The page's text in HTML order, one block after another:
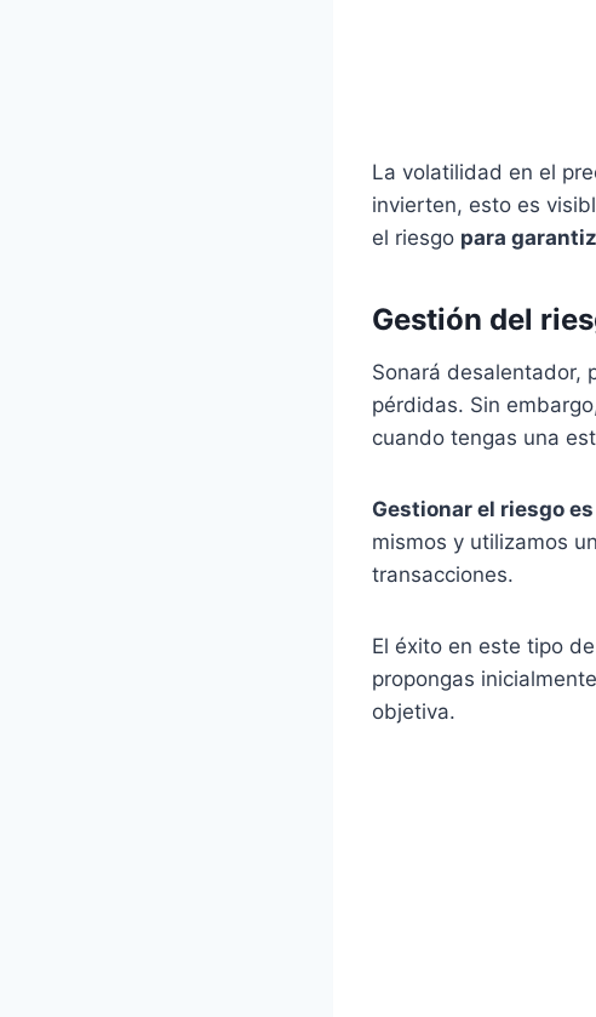
La volatilidad en el
invierten, esto es
el riesgo para
Gestión del
Sonará desalentador,
pérdidas. Sin
cuando tengas una
Gestionar el riesgo
mismos y utilizamos
transacciones.
El éxito en este tipo
propongas
objetiva.